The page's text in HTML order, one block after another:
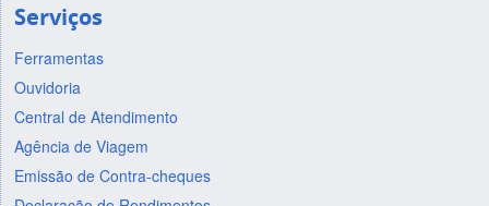
Serviços
Ferramentas
Ouvidoria
Central de Atendimento
Agência de Viagem
Emissão de Contra-cheques